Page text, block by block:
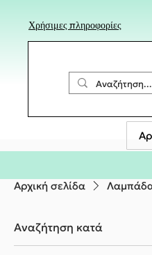
Χρήσιμες πληροφορίες
Αρχική σελίδα
Αναζήτηση κατά